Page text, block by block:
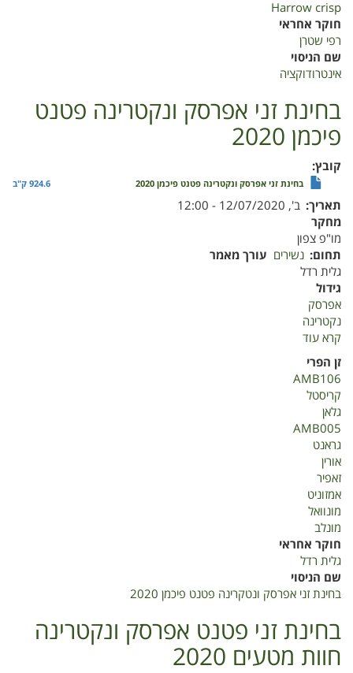
Harrow crisp
חוקר אחראי
רפי שטרן
שם הניסוי
אינטרודוקציה
בחינת זני אפרסק ונקטרינה פטנט
פיכמן 2020
קובץ
בחינת זני אפרסק ונקטרינה פטנט פיכמן 2020 924.6 ק"ב
תאריך ב', 12/07/2020 - 12:00
מחקר
מו"פ צפון
תחום נשירים עורך מאמר
גלית רדל
גידול
אפרסק
נקטרינה
קרא עוד
זני
אפרסק
פטנט
פיכמן
זן הפרי
AMB106
קריסטל
גלאן
AMB005
גראנט
אורין
זאפיר
אמזוניט
מונוואל
מונלב
חוקר אחראי
גלית רדל
שם הניסוי
בחינת זני אפרסק ונטקרינה פטנט פיכמן 2020
בחינת זני פטנט אפרסק ונקטרינה
חוות מטעים 2020